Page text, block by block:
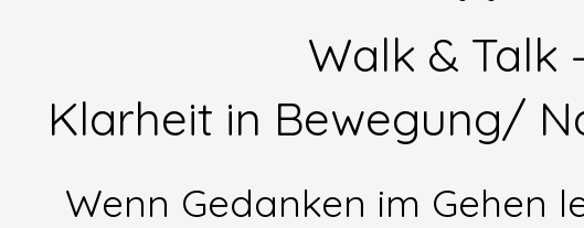
Walk & Talk
Klarheit in Bewegung/
Wenn Gedanken im Gehen